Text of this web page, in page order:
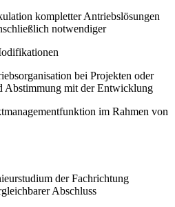
kompletter Antriebslösungen
notwendiger
bei Projekten oder
Abstimmung mit der Entwicklung
im Rahmen von
der Fachrichtung
Abschluss